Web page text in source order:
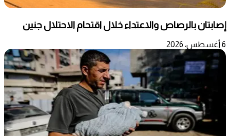
إصابتان بالرصاص والاعتداء خلال اقتحام الاحتلال جنين
6 أغسطس، 2026